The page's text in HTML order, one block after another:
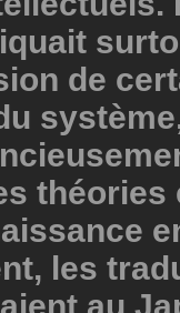
de
théories
les